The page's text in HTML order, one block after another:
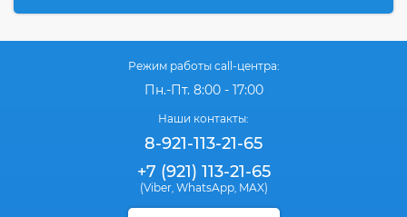
Режим работы call-центра:
Пн.-Пт. 8:00 - 17:00
Наши контакты:
8-921-113-21-65
+7 (921) 113-21-65
(Viber, WhatsApp, MAX)